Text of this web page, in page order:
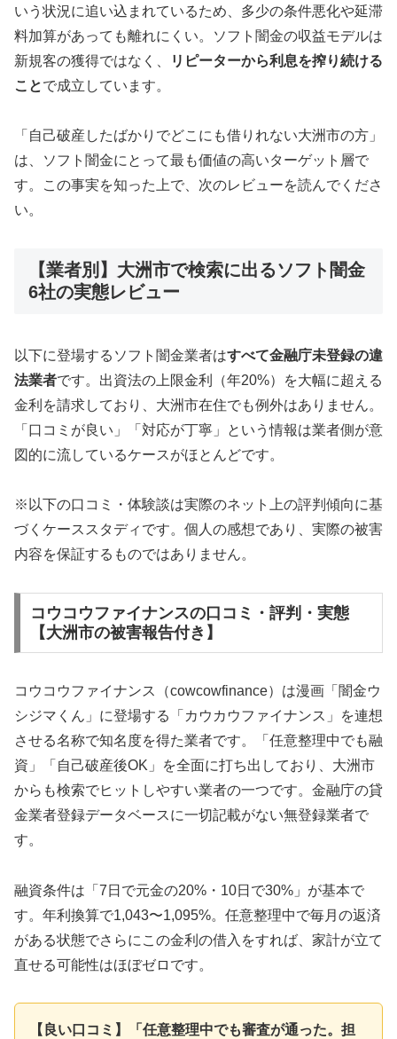
いう状況に追い込まれているため、多少の条件悪化や延滞
料加算があっても離れにくい。ソフト闇金の収益モデルは
新規客の獲得ではなく、
リピーターから利息を搾り続ける
ことで成立しています。
「自己破産したばかりでどこにも借りれない大洲市の方」
は、ソフト闇金にとって最も価値の高いターゲット層で
す。この事実を知った上で、次のレビューを読んでくださ
い。
【業者別】大洲市で検索に出るソフト闇金
6社の実態レビュー
以下に登場するソフト闇金業者はすべて金融庁未登録の違
法業者です。出資法の上限金利（年20%）を大幅に超える
金利を請求しており、大洲市在住でも例外はありません。
「口コミが良い」「対応が丁寧」という情報は業者側が意
図的に流しているケースがほとんどです。
※以下の口コミ・体験談は実際のネット上の評判傾向に基
づくケーススタディです。個人の感想であり、実際の被害
内容を保証するものではありません。
コウコウファイナンスの口コミ・評判・実態
【大洲市の被害報告付き】
コウコウファイナンス（cowcowfinance）は漫画「闇金ウ
シジマくん」に登場する「カウカウファイナンス」を連想
させる名称で知名度を得た業者です。「任意整理中でも融
資」「自己破産後OK」を全面に打ち出しており、大洲市
からも検索でヒットしやすい業者の一つです。金融庁の貸
金業者登録データベースに一切記載がない無登録業者で
す。
融資条件は「7日で元金の20%・10日で30%」が基本で
す。年利換算で1,043〜1,095%。任意整理中で毎月の返済
がある状態でさらにこの金利の借入をすれば、家計が立て
直せる可能性はほぼゼロです。
【良い口コミ】「任意整理中でも審査が通った。担